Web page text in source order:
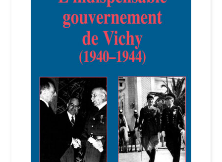
Login Customizer
Politique de confidentialité et cookies
Qui sommes-nous ?
Soutien à Philippe Randa
Suivi de la Commande